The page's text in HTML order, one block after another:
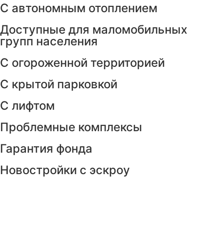
С автономным отоплением
Доступные для маломобильных
групп населения
С огороженной территорией
С крытой парковкой
С лифтом
Проблемные комплексы
Гарантия фонда
Новостройки с эскроу